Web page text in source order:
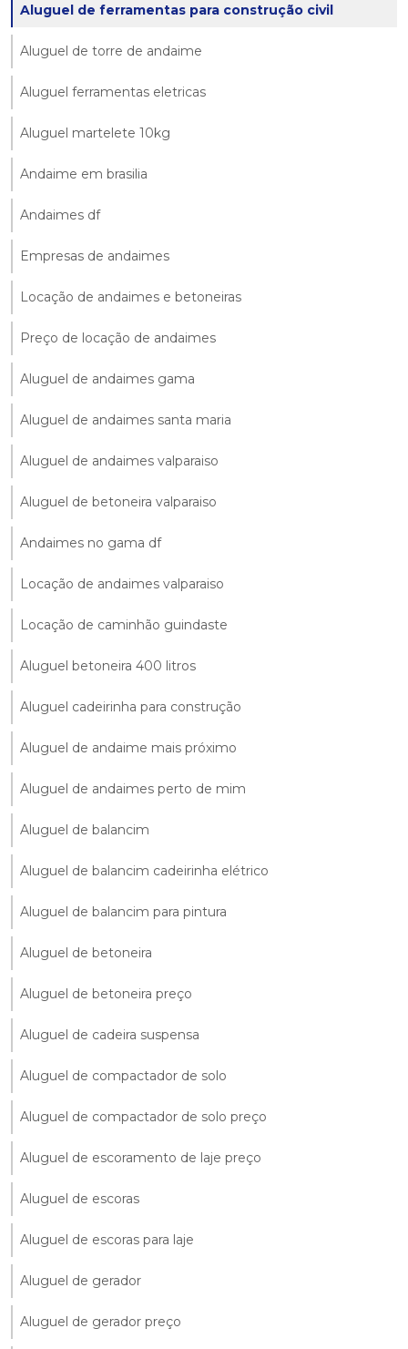
Aluguel de ferramentas para construção civil
Aluguel de torre de andaime
Aluguel ferramentas eletricas
Aluguel martelete 10kg
Andaime em brasilia
Andaimes df
Empresas de andaimes
Locação de andaimes e betoneiras
Preço de locação de andaimes
Aluguel de andaimes gama
Aluguel de andaimes santa maria
Aluguel de andaimes valparaiso
Aluguel de betoneira valparaiso
Andaimes no gama df
Locação de andaimes valparaiso
Locação de caminhão guindaste
Aluguel betoneira 400 litros
Aluguel cadeirinha para construção
Aluguel de andaime mais próximo
Aluguel de andaimes perto de mim
Aluguel de balancim
Aluguel de balancim cadeirinha elétrico
Aluguel de balancim para pintura
Aluguel de betoneira
Aluguel de betoneira preço
Aluguel de cadeira suspensa
Aluguel de compactador de solo
Aluguel de compactador de solo preço
Aluguel de escoramento de laje preço
Aluguel de escoras
Aluguel de escoras para laje
Aluguel de gerador
Aluguel de gerador preço